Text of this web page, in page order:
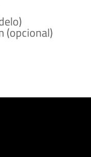
(opcional)